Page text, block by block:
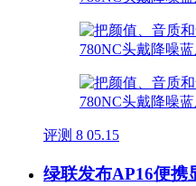
评测 8 05.15
绿联发布AP16便携